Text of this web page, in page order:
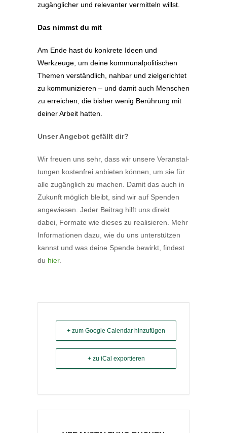
zugäng­licher und relevanter vermitteln willst.
Das nimmst du mit
Am Ende hast du konkrete Ideen und
Werkzeuge, um deine kommu­nal­po­li­ti­schen
Themen verständlich, nahbar und zielge­richtet
zu kommu­ni­zieren – und damit auch Menschen
zu erreichen, die bisher wenig Berührung mit
deiner Arbeit hatten.
Unser Angebot gefällt dir?
Wir freuen uns sehr, dass wir unsere Veran­stal­
tungen kostenfrei anbieten können, um sie für
alle zugänglich zu machen. Damit das auch in
Zukunft möglich bleibt, sind wir auf Spenden
angewiesen. Jeder Beitrag hilft uns direkt
dabei, Formate wie dieses zu reali­sieren. Mehr
Infor­ma­tionen dazu, wie du uns unter­stützen
kannst und was deine Spende bewirkt, findest
du hier.
+ zum Google Calendar hinzufügen
+ zu iCal exportieren